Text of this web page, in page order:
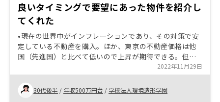
良いタイミングで要望にあった物件を紹介し
てくれた
•現在の世界中がインフレーションであり、その対策で安
定している不動産を購入。ほか、東京の不動産価格は他
国（先進国）と比べて低いので上昇が期待できる。但
し、地震などの災害は懸念事項である。 •ローンで購入可
能、割りと低い金利で借入可能。ほかの投資金融商品と
比較した場合、リターン期間は長いが、リスクが低い。
資産価値が維持されれば、儲かったと同様。 •スピード感
2022年11月29日
30代後半 / 年収500万円台 / 学校法人環境造形学園